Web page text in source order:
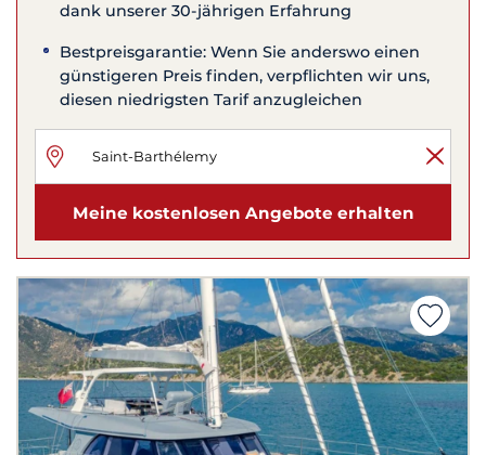
dank unserer 30-jährigen Erfahrung
Bestpreisgarantie: Wenn Sie anderswo einen
günstigeren Preis finden, verpflichten wir uns,
diesen niedrigsten Tarif anzugleichen
Meine kostenlosen Angebote erhalten